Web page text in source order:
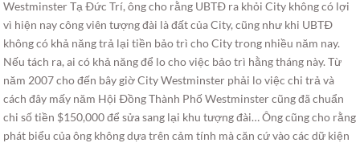
Westminster Tạ Ðức Trí, ông cho rằng UBTÐ ra khỏi City không có lợi
vì hiện nay công viên tượng đài là đất của City, cũng như khi UBTÐ
không có khả năng trả lại tiền bảo trì cho City trong nhiều năm nay.
Nếu tách ra, ai có khả năng để lo cho việc bảo trì hằng tháng này. Từ
năm 2007 cho đến bây giờ City Westminster phải lo việc chi trả và
cách đây mấy năm Hội Ðồng Thành Phố Westminster cũng đã chuẩn
chi số tiền $150,000 để sửa sang lại khu tượng đài… Ông cũng cho rằng
phát biểu của ông không dựa trên cảm tính mà căn cứ vào các dữ kiện